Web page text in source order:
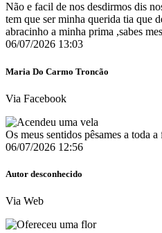
Não e facil de nos desdirmos dis
tem que ser minha querida tia que
abracinho a minha prima ,sabes
06/07/2026 13:03
Maria Do Carmo Troncão
Via Facebook
Os meus sentidos pêsames a toda
06/07/2026 12:56
Autor desconhecido
Via Web